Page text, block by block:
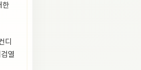
한
디
열